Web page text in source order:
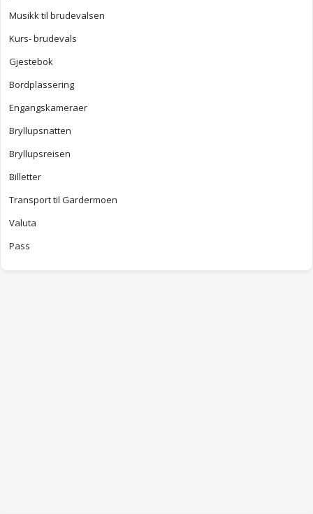
Musikk til brudevalsen
Kurs- brudevals
Gjestebok
Bordplassering
Engangskameraer
Bryllupsnatten
Bryllupsreisen
Billetter
Transport til Gardermoen
Valuta
Pass